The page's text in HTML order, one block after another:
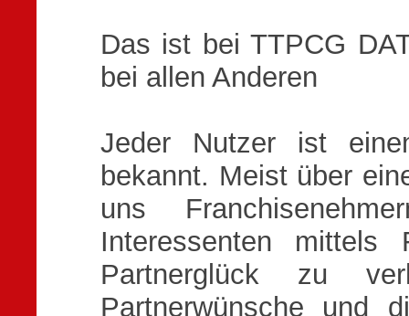
Das ist bei TTPCG
bei allen Anderen
Jeder Nutzer ist
bekannt. Meist über
uns
Interessenten mittels
Partnerglück zu
Partnerwünsche und